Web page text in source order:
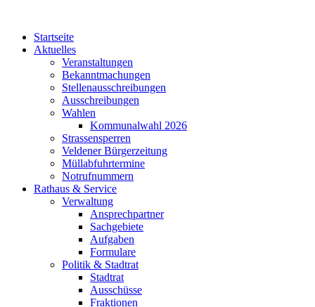
Startseite
Aktuelles
Veranstaltungen
Bekanntmachungen
Stellenausschreibungen
Ausschreibungen
Wahlen
Kommunalwahl 2026
Strassensperren
Veldener Bürgerzeitung
Müllabfuhrtermine
Notrufnummern
Rathaus & Service
Verwaltung
Ansprechpartner
Sachgebiete
Aufgaben
Formulare
Politik & Stadtrat
Stadtrat
Ausschüsse
Fraktionen